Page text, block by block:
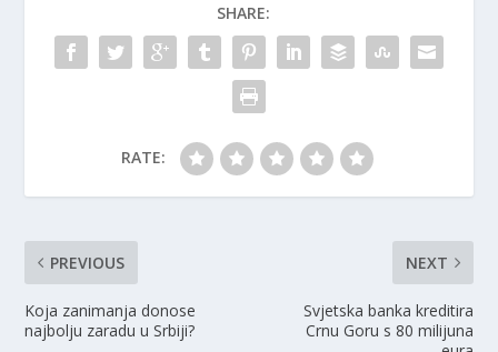
SHARE:
RATE:
PREVIOUS
Koja zanimanja donose
najbolju zaradu u Srbiji?
NEXT
Svjetska banka kreditira
Crnu Goru s 80 milijuna